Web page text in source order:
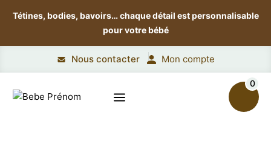
Tétines, bodies, bavoirs…chaque détail est personnalisable
pour votre bébé
Nous contacter Mon compte
0